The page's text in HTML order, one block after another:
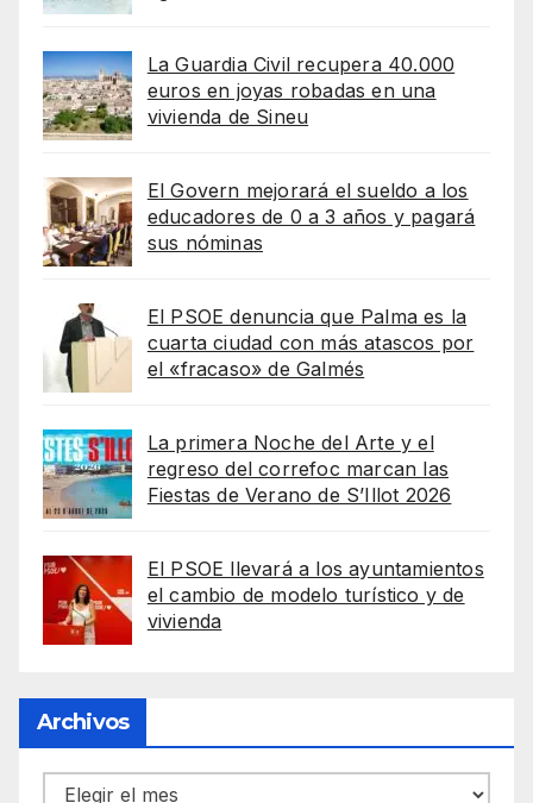
La Guardia Civil recupera 40.000
euros en joyas robadas en una
vivienda de Sineu
El Govern mejorará el sueldo a los
educadores de 0 a 3 años y pagará
sus nóminas
El PSOE denuncia que Palma es la
cuarta ciudad con más atascos por
el «fracaso» de Galmés
La primera Noche del Arte y el
regreso del correfoc marcan las
Fiestas de Verano de S’Illot 2026
El PSOE llevará a los ayuntamientos
el cambio de modelo turístico y de
vivienda
Archivos
Archivos